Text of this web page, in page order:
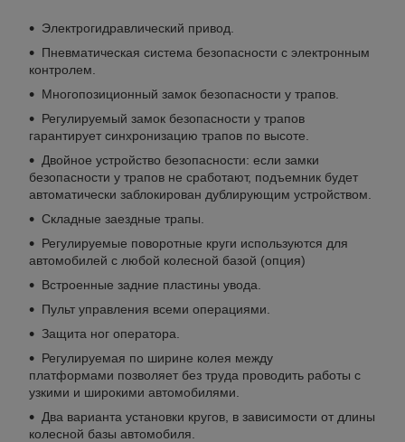
Электрогидравлический привод.
Пневматическая система безопасности с электронным
контролем.
Многопозиционный замок безопасности у трапов.
Регулируемый замок безопасности у трапов
гарантирует синхронизацию трапов по высоте.
Двойное устройство безопасности: если замки
безопасности у трапов не сработают, подъемник будет
автоматически заблокирован дублирующим устройством.
Складные заездные трапы.
Регулируемые поворотные круги используются для
автомобилей с любой колесной базой (опция)
Встроенные задние пластины увода.
Пульт управления всеми операциями.
Защита ног оператора.
Регулируемая по ширине колея между
платформами позволяет без труда проводить работы с
узкими и широкими автомобилями.
Два варианта установки кругов, в зависимости от длины
колесной базы автомобиля.